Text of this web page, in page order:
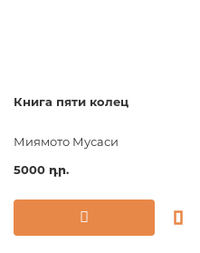
Книга пяти колец
Миямото Мусаси
5000 դր.